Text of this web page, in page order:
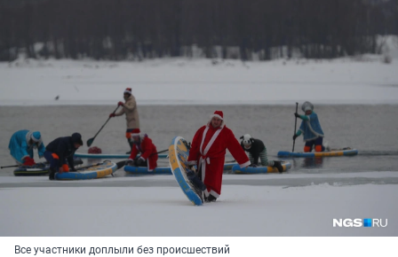
Все участники доплыли без происшествий